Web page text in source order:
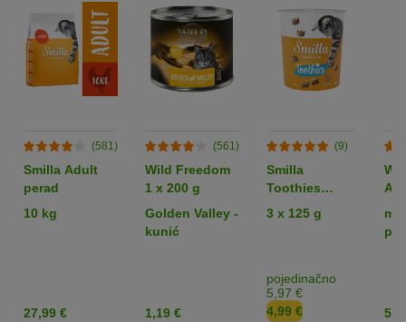
(581)
Smilla Adult
perad
10 kg
27,99 €
(561)
Wild Freedom
1 x 200 g
Golden Valley -
kunić
1,19 €
(9)
Smilla
Toothies
grickalice za
njegu zubi
3 x 125 g
pojedinačno
5,97 €
4,99 €